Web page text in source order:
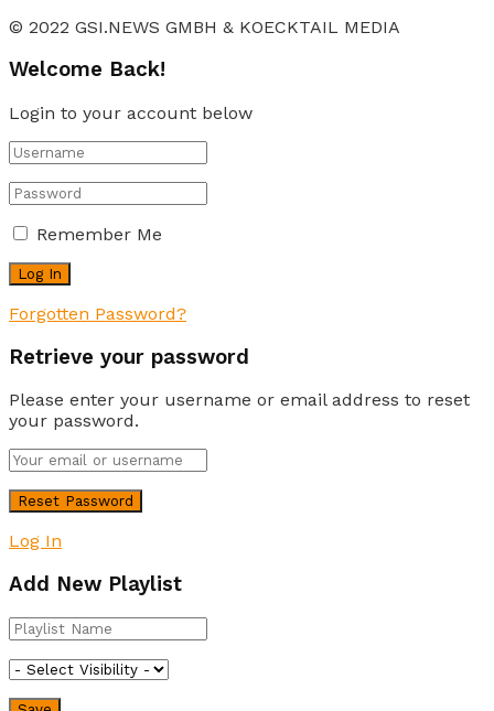
© 2022 GSI.NEWS GMBH & KOECKTAIL MEDIA
Welcome Back!
Login to your account below
Remember Me
Forgotten Password?
Retrieve your password
Please enter your username or email address to reset
your password.
Log In
Add New Playlist